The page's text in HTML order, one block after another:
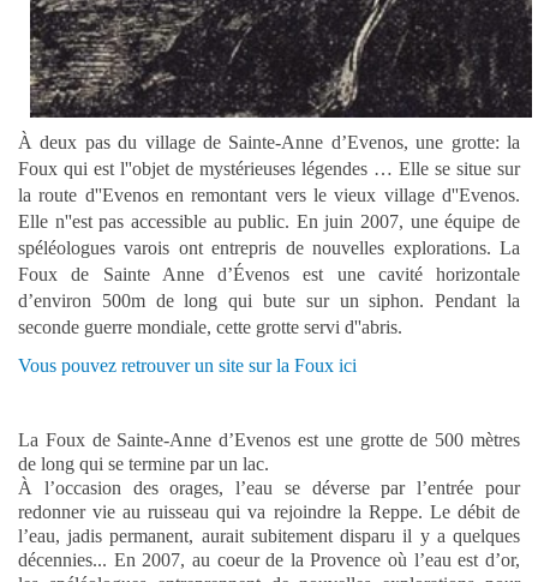
À deux pas du village de Sainte-Anne d’Evenos, une grotte: la
Foux qui est l''objet de mystérieuses légendes … Elle se situe sur
la route d''Evenos en remontant vers le vieux village d''Evenos.
Elle n''est pas accessible au public. En juin 2007, une équipe de
spéléologues varois ont entrepris de nouvelles explorations. La
Foux de Sainte Anne dʼÉvenos est une cavité horizontale
dʼenviron 500m de long qui bute sur un siphon. Pendant la
seconde guerre mondiale, cette grotte servi d''abris.
Vous pouvez retrouver un site sur la Foux ici
La Foux de Sainte-Anne d’Evenos est une grotte de 500 mètres
de long qui se termine par un lac.
À l’occasion des orages, l’eau se déverse par l’entrée pour
redonner vie au ruisseau qui va rejoindre la Reppe. Le débit de
l’eau, jadis permanent, aurait subitement disparu il y a quelques
décennies... En 2007, au coeur de la Provence où l’eau est d’or,